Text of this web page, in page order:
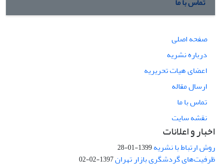
صفحه اصلی
درباره نشریه
اعضای هیات تحریریه
ارسال مقاله
تماس با ما
نقشه سایت
اخبار و اعلانات
روش ارتباط با نشریه1399-01-28
ظرفیت‌های گردشگری بازار تهران1397-02-02